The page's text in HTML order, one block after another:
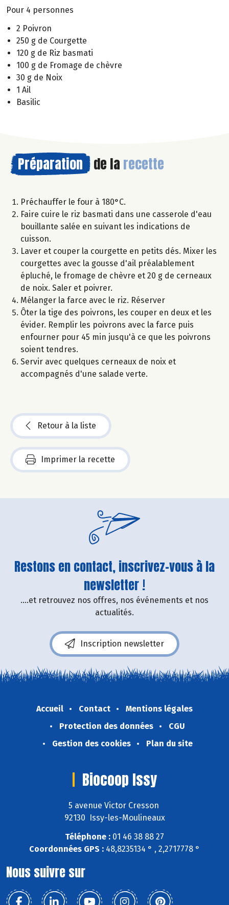
Pour 4 personnes
2 Poivron
250 g de Courgette
120 g de Riz basmati
100 g de Fromage de chèvre
30 g de Noix
1 Ail
Basilic
Préparation de la recette
Préchauffer le four à 180°C.
Faire cuire le riz basmati dans une casserole d'eau
bouillante salée en suivant les indications de
cuisson.
Laver et couper la courgette en petits dés. Mixer les
courgettes avec la gousse d'ail préalablement
épluché, le fromage de chèvre et 20 g de cerneaux
de noix. Saler et poivrer.
Mélanger la farce avec le riz. Réserver
Ôter la tige des poivrons, les couper en deux et les
évider. Remplir les poivrons avec la farce puis
enfourner pour 45 min jusqu'à ce que les poivrons
soient tendres.
Servir avec quelques cerneaux de noix et
accompagnés d'une salade verte.
Retour à la liste
Imprimer la recette
Restons en contact, inscrivez-vous à la
newsletter !
....et retrouvez nos offres, nos événements et nos
actualités.
Inscription newsletter
Accueil Contact
Mentions légales
Protection des données
CGU
Gestion des cookies
Plan du site
Biocoop Issy
5 avenue Victor Cresson
92130 Issy-les-Moulineaux
Téléphone : 01 46 38 88 27
Coordonnées GPS : 48,8235134 ° , 2,2717778 °
Nous suivre sur